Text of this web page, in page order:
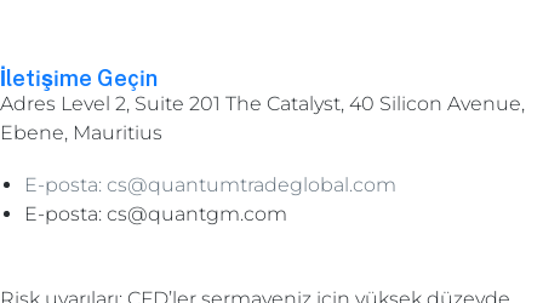
İletişime Geçin
Adres Level 2, Suite 201 The Catalyst, 40 Silicon Avenue,
Ebene, Mauritius
E-posta: cs@quantumtradeglobal.com
E-posta: cs@quantgm.com